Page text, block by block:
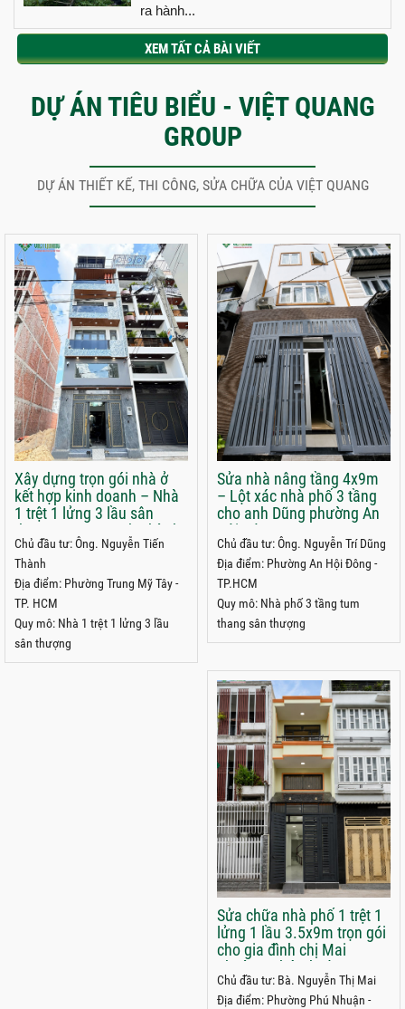
ra hành...
XEM TẤT CẢ BÀI VIẾT
DỰ ÁN TIÊU BIỂU - VIỆT QUANG
GROUP
DỰ ÁN THIẾT KẾ, THI CÔNG, SỬA CHỮA CỦA VIỆT QUANG
Xây dựng trọn gói nhà ở
kết hợp kinh doanh – Nhà
1 trệt 1 lửng 3 lầu sân
thượng 5x22m anh Thành
phường Trung Mỹ Tây
Chủ đầu tư: Ông. Nguyễn Tiến
Thành
Địa điểm: Phường Trung Mỹ Tây -
TP. HCM
Quy mô: Nhà 1 trệt 1 lửng 3 lầu
sân thượng
Sửa nhà nâng tầng 4x9m
– Lột xác nhà phố 3 tầng
cho anh Dũng phường An
Hội Đông
Chủ đầu tư: Ông. Nguyễn Trí Dũng
Địa điểm: Phường An Hội Đông -
TP.HCM
Quy mô: Nhà phố 3 tầng tum
thang sân thượng
Sửa chữa nhà phố 1 trệt 1
lửng 1 lầu 3.5x9m trọn gói
cho gia đình chị Mai
phường Phú Nhuận
TP.HCM
Chủ đầu tư: Bà. Nguyễn Thị Mai
Địa điểm: Phường Phú Nhuận -